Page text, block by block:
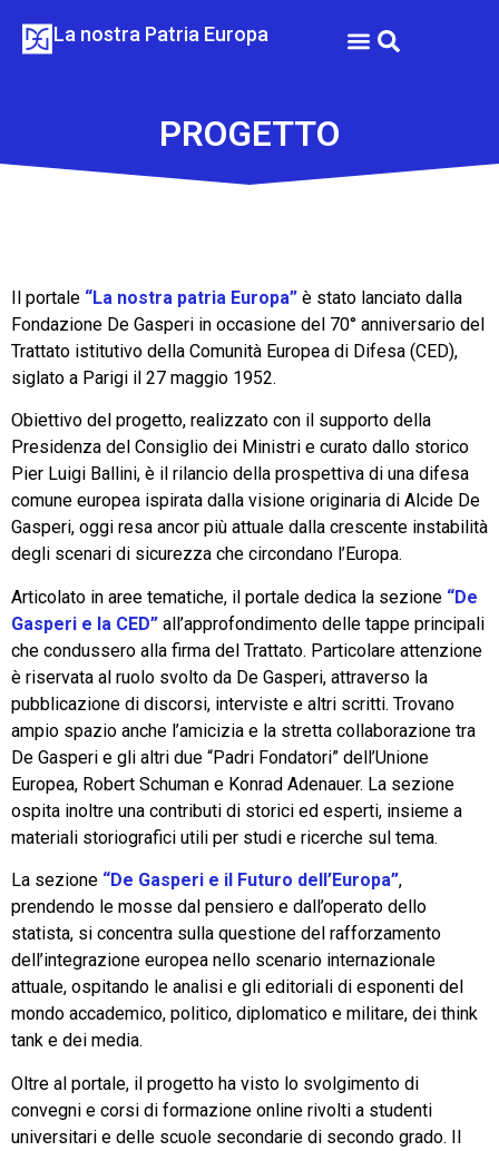
La nostra Patria Europa
PROGETTO
Il portale “La nostra patria Europa” è stato lanciato dalla
Fondazione De Gasperi in occasione del 70° anniversario del
Trattato istitutivo della Comunità Europea di Difesa (CED),
siglato a Parigi il 27 maggio 1952.
Obiettivo del progetto, realizzato con il supporto della
Presidenza del Consiglio dei Ministri e curato dallo storico
Pier Luigi Ballini, è il rilancio della prospettiva di una difesa
comune europea ispirata dalla visione originaria di Alcide De
Gasperi, oggi resa ancor più attuale dalla crescente instabilità
degli scenari di sicurezza che circondano l’Europa.
Articolato in aree tematiche, il portale dedica la sezione “De
Gasperi e la CED” all’approfondimento delle tappe principali
che condussero alla firma del Trattato. Particolare attenzione
è riservata al ruolo svolto da De Gasperi, attraverso la
pubblicazione di discorsi, interviste e altri scritti. Trovano
ampio spazio anche l’amicizia e la stretta collaborazione tra
De Gasperi e gli altri due “Padri Fondatori” dell’Unione
Europea, Robert Schuman e Konrad Adenauer. La sezione
ospita inoltre una contributi di storici ed esperti, insieme a
materiali storiografici utili per studi e ricerche sul tema.
La sezione “De Gasperi e il Futuro dell’Europa”,
prendendo le mosse dal pensiero e dall’operato dello
statista, si concentra sulla questione del rafforzamento
dell’integrazione europea nello scenario internazionale
attuale, ospitando le analisi e gli editoriali di esponenti del
mondo accademico, politico, diplomatico e militare, dei think
tank e dei media.
Oltre al portale, il progetto ha visto lo svolgimento di
convegni e corsi di formazione online rivolti a studenti
universitari e delle scuole secondarie di secondo grado. Il